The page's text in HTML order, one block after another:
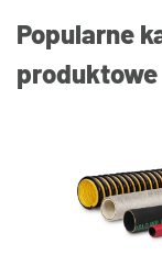
Popularne
produktowe